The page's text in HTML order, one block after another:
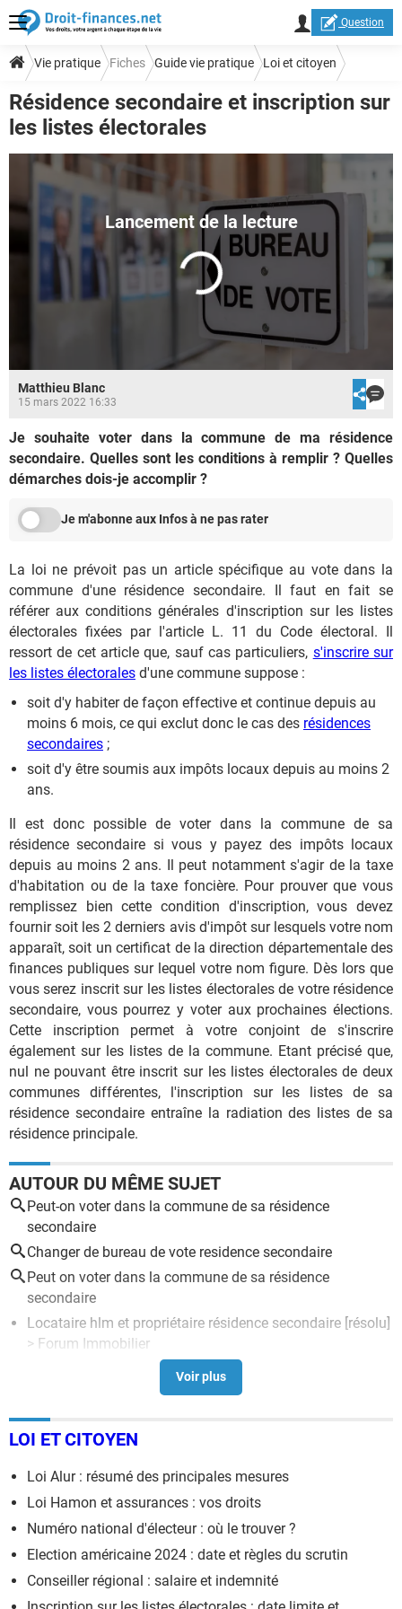
Question
Vie pratique Fiches Guide vie pratique Loi et citoyen
Résidence secondaire et inscription sur
les listes électorales
Matthieu Blanc
15 mars 2022 16:33
Je souhaite voter dans la commune de ma résidence
secondaire. Quelles sont les conditions à remplir ? Quelles
démarches dois-je accomplir ?
Je m'abonne aux Infos à ne pas rater
La loi ne prévoit pas un article spécifique au vote dans la
commune d'une résidence secondaire. Il faut en fait se
référer aux conditions générales d'inscription sur les listes
électorales fixées par l'article L. 11 du Code électoral. Il
ressort de cet article que, sauf cas particuliers, s'inscrire sur
les listes électorales d'une commune suppose :
soit d'y habiter de façon effective et continue depuis au
moins 6 mois, ce qui exclut donc le cas des résidences
secondaires ;
soit d'y être soumis aux impôts locaux depuis au moins 2
ans.
Il est donc possible de voter dans la commune de sa
résidence secondaire si vous y payez des impôts locaux
depuis au moins 2 ans. Il peut notamment s'agir de la taxe
d'habitation ou de la taxe foncière. Pour prouver que vous
remplissez bien cette condition d'inscription, vous devez
fournir soit les 2 derniers avis d'impôt sur lesquels votre nom
apparaît, soit un certificat de la direction départementale des
finances publiques sur lequel votre nom figure. Dès lors que
vous serez inscrit sur les listes électorales de votre résidence
secondaire, vous pourrez y voter aux prochaines élections.
Cette inscription permet à votre conjoint de s'inscrire
également sur les listes de la commune. Etant précisé que,
nul ne pouvant être inscrit sur les listes électorales de deux
communes différentes, l'inscription sur les listes de sa
résidence secondaire entraîne la radiation des listes de sa
résidence principale.
AUTOUR DU MÊME SUJET
Peut-on voter dans la commune de sa résidence
secondaire
Changer de bureau de vote residence secondaire
Peut on voter dans la commune de sa résidence
secondaire
Locataire hlm et propriétaire résidence secondaire [résolu]
> Forum Immobilier
HLM et résidence secondaire [résolu] >
Louer sa résidence principale pour en louer une autre
[résolu] >
Liste des habitants d'une commune
Droits et interdiction sur une cour commune
Habitation
LOI ET CITOYEN
Loi Alur : résumé des principales mesures
Loi Hamon et assurances : vos droits
Numéro national d'électeur : où le trouver ?
Election américaine 2024 : date et règles du scrutin
Conseiller régional : salaire et indemnité